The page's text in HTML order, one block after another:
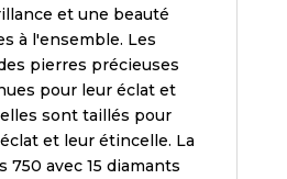
et une beauté
à l'ensemble. Les
pierres précieuses
pour leur éclat et
sont taillés pour
et leur étincelle. La
750 avec 15 diamants